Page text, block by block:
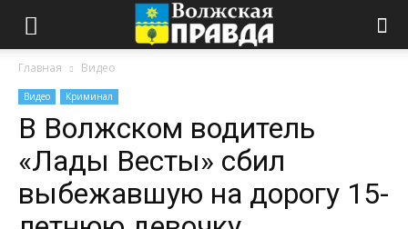
Главная Видео
Видео Криминал
В Волжском водитель
«Лады Весты» сбил
выбежавшую на дорогу 15-